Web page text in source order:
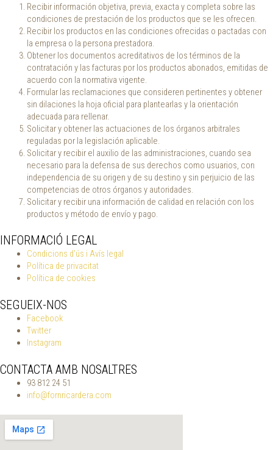
Recibir información objetiva, previa, exacta y completa sobre las
condiciones de prestación de los productos que se les ofrecen.
Recibir los productos en las condiciones ofrecidas o pactadas con
la empresa o la persona prestadora.
Obtener los documentos acreditativos de los términos de la
contratación y las facturas por los productos abonados, emitidas de
acuerdo con la normativa vigente.
Formular las reclamaciones que consideren pertinentes y obtener
sin dilaciones la hoja oficial para plantearlas y la orientación
adecuada para rellenar.
Solicitar y obtener las actuaciones de los órganos arbitrales
reguladas por la legislación aplicable.
Solicitar y recibir el auxilio de las administraciones, cuando sea
necesario para la defensa de sus derechos como usuarios, con
independencia de su origen y de su destino y sin perjuicio de las
competencias de otros órganos y autoridades.
Solicitar y recibir una información de calidad en relación con los
productos y método de envío y pago.
INFORMACIÓ LEGAL
Condicions d'ús i Avís legal
Política de privacitat
Política de cookies
SEGUEIX-NOS
Facebook
Twitter
Instagram
CONTACTA AMB NOSALTRES
93 812 24 51
info@fornricardera.com